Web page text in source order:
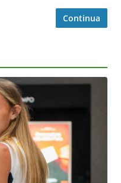
Continua